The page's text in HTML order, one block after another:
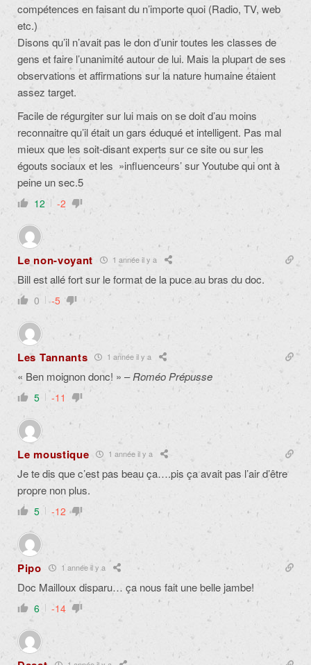
compétences en faisant du n’importe quoi (Radio, TV, web
etc.)
Disons qu’il n’avait pas le don d’unir toutes les classes de
gens et faire l’unanimité autour de lui. Mais la plupart de ses
observations et affirmations sur la nature humaine étaient
assez target.
Facile de régurgiter sur lui mais on se doit d’au moins
reconnaitre qu’il était un gars éduqué et intelligent. Pas mal
mieux que les soit-disant experts sur ce site ou sur les
égouts sociaux et les »influenceurs’ sur Youtube qui ont à
peine un sec.5
12 -2
Le non-voyant 1 année il y a
Bill est allé fort sur le format de la puce au bras du doc.
0 -5
Les Tannants 1 année il y a
« Ben moignon donc! » –Roméo Prépusse
5 -11
Le moustique 1 année il y a
Je te dis que c’est pas beau ça….pis ça avait pas l’air d’être
propre non plus.
5 -12
Pipo 1 année il y a
Doc Mailloux disparu… ça nous fait une belle jambe!
6 -14